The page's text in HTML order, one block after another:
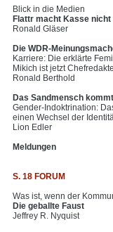
Blick in die Medien
Flattr macht Kasse
Ronald Gläser
Die WDR-
Karriere: Die erklärte
Mikich ist jetzt
Ronald Berthold
Das Sandmensch kommt
Gender-Indoktrination:
einen Wechsel der
Lion Edler
Meldungen
S. 18 FORUM
Was ist, wenn der
Die geballte Faust
Jeffrey R. Nyquist